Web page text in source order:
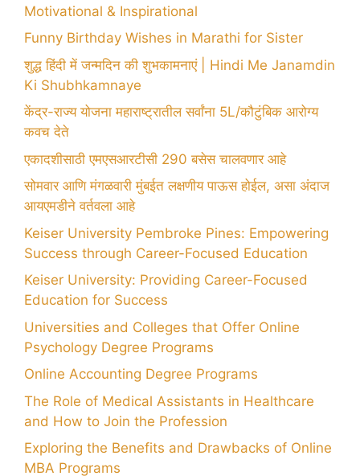
Motivational & Inspirational
Funny Birthday Wishes in Marathi for Sister
शुद्ध हिंदी में जन्मदिन की शुभकामनाएं | Hindi Me Janamdin
Ki Shubhkamnaye
केंद्र-राज्य योजना महाराष्ट्रातील सर्वांना 5L/कौटुंबिक आरोग्य
कवच देते
एकादशीसाठी एमएसआरटीसी 290 बसेस चालवणार आहे
सोमवार आणि मंगळवारी मुंबईत लक्षणीय पाऊस होईल, असा अंदाज
आयएमडीने वर्तवला आहे
Keiser University Pembroke Pines: Empowering
Success through Career-Focused Education
Keiser University: Providing Career-Focused
Education for Success
Universities and Colleges that Offer Online
Psychology Degree Programs
Online Accounting Degree Programs
The Role of Medical Assistants in Healthcare
and How to Join the Profession
Exploring the Benefits and Drawbacks of Online
MBA Programs